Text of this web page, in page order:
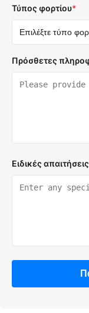
Τύπος φορτίου*
Πρόσθετες
Ειδικές απαιτήσεις